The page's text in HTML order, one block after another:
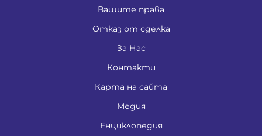
Вашите права
Отказ от сделка
За Нас
Контакти
Карта на сайта
Медия
Енциклопедия